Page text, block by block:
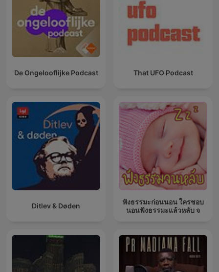
De Ongelooflijke Podcast That UFO Podcast
Ditlev & Døden
ฟังธรรมะก่อนนอน ใครชอบ
นอนฟังธรรมะแล้วหลับ จ